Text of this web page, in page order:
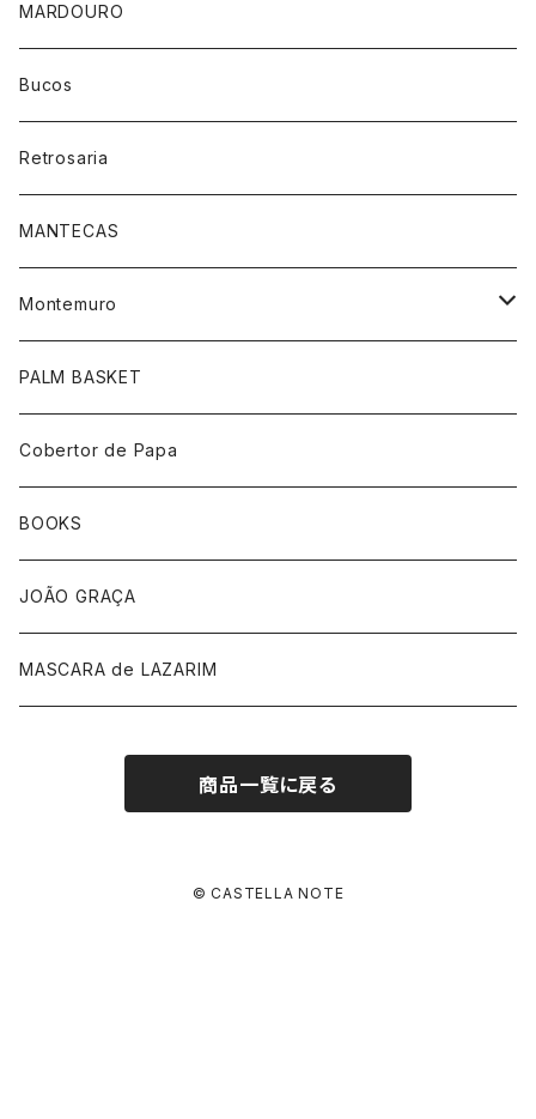
MARDOURO
Bucos
Retrosaria
MANTECAS
Montemuro
靴下柄あり
靴下ホワイト
帽子
手袋
PALM BASKET
Cobertor de Papa
BOOKS
JOÃO GRAÇA
MASCARA de LAZARIM
商品一覧に戻る
© CASTELLA NOTE